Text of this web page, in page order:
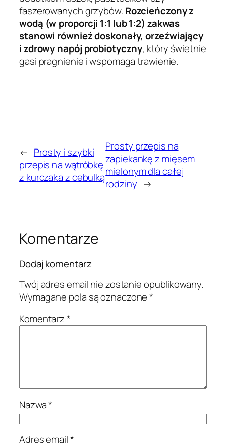
faszerowanych grzybów. Rozcieńczony z
wodą (w proporcji 1:1 lub 1:2) zakwas
stanowi również doskonały, orzeźwiający
i zdrowy napój probiotyczny, który świetnie
gasi pragnienie i wspomaga trawienie.
← Prosty i szybki
przepis na wątróbkę
z kurczaka z cebulką
Prosty przepis na
zapiekankę z mięsem
mielonym dla całej
rodziny →
Komentarze
Dodaj komentarz
Twój adres email nie zostanie opublikowany.
Wymagane pola są oznaczone*
Komentarz*
Nazwa*
Adres email*